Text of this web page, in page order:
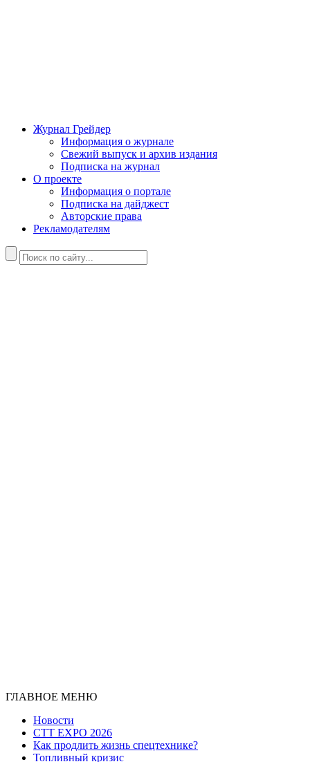
Журнал Грейдер
Информация о журнале
Свежий выпуск и архив издания
Подписка на журнал
О проекте
Информация о портале
Подписка на дайджест
Авторские права
Рекламодателям
ГЛАВНОЕ МЕНЮ
Новости
CTT EXPO 2026
Как продлить жизнь спецтехнике?
Топливный кризис